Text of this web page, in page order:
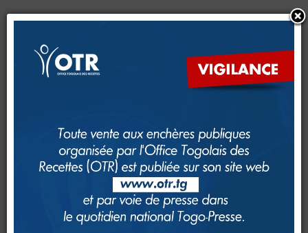
GUDEF Investir au Togo Suivi foncier
Rechercher
Toggle navigation